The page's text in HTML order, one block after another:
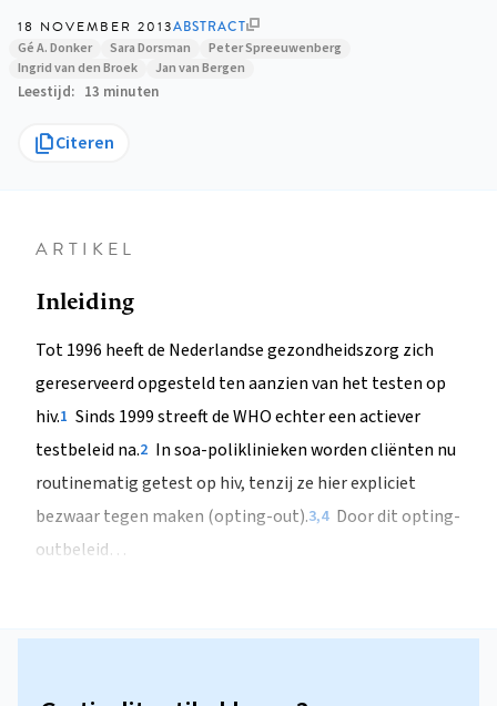
18 NOVEMBER 2013ABSTRACT
Gé A. Donker Sara Dorsman
Peter Spreeuwenberg
Ingrid van den Broek
Jan van Bergen
Leestijd 13 minuten
Citeren
ARTIKEL
Inleiding
Tot 1996 heeft de Nederlandse gezondheidszorg zich
gereserveerd opgesteld ten aanzien van het testen op
hiv.1 Sinds 1999 streeft de WHO echter een actiever
testbeleid na.2 In soa-poliklinieken worden cliënten nu
routinematig getest op hiv, tenzij ze hier expliciet
bezwaar tegen maken (opting-out).3,4 Door dit opting-
outbeleid…